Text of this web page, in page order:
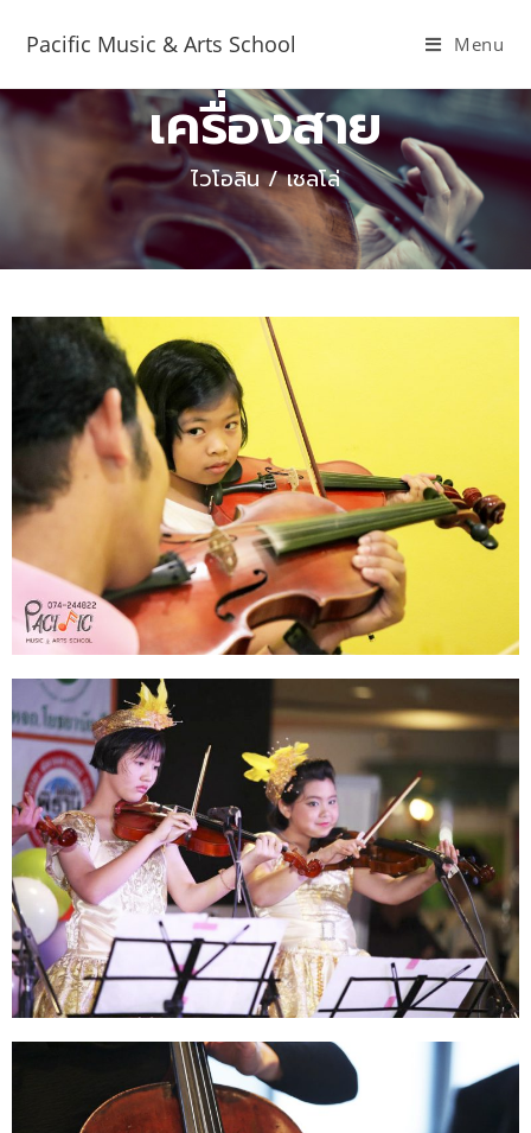
Pacific Music & Arts School Menu
เครื่องสาย
ไวโอลิน / เชลโล่